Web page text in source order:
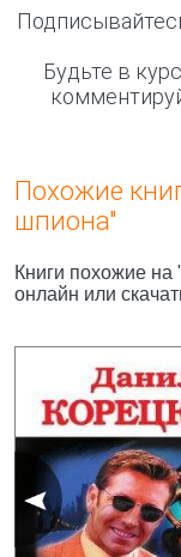
Будьте в
Похожие
шпиона"
Книги похожие
онлайн или